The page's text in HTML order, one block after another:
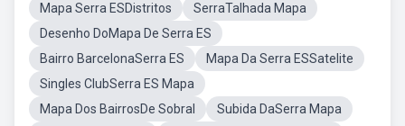
Mapa Serra ESDistritos
SerraTalhada Mapa
Desenho DoMapa De Serra ES
Bairro BarcelonaSerra ES
Mapa Da Serra ESSatelite
Singles ClubSerra ES Mapa
Mapa Dos BairrosDe Sobral
Subida DaSerra Mapa